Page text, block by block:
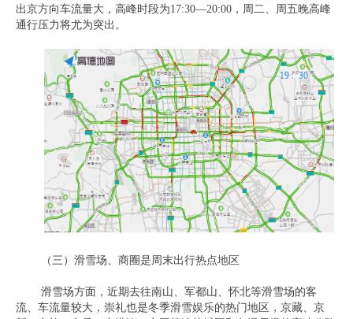
出京方向车流量大，高峰时段为17:30—20:00，周二、周五晚高峰
通行压力将尤为突出。
（三）滑雪场、商圈是周末出行热点地区
滑雪场方面，近期去往南山、军都山、怀北等滑雪场的客
流、车流量较大，崇礼也是冬季滑雪娱乐的热门地区，京藏、京